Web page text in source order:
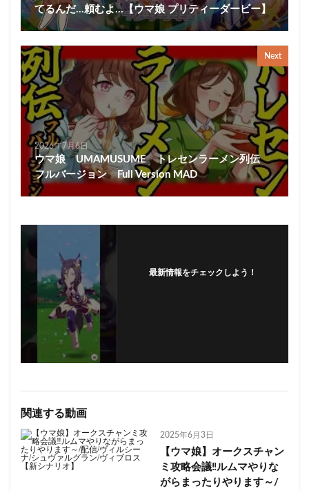
てるんだ…頼むよ…【ウマ娘 プリティーダービー】
Next
2026年7月6日
ウマ娘 UMAMUSUME トレセンラーメン列伝
フルバージョン Full Version MAD
最新情報をチェックしよう！
関連する動画
2025年6月3日
【ウマ娘】オークスチャン
ミ攻略会議‼ルムマやりな
がらまったりやります～/